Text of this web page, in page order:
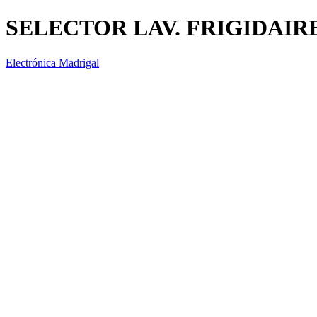
SELECTOR LAV.
Electrónica Madrigal